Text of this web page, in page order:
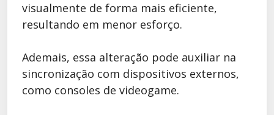
visualmente de forma mais eficiente,
resultando em menor esforço.
Ademais, essa alteração pode auxiliar na
sincronização com dispositivos externos,
como consoles de videogame.